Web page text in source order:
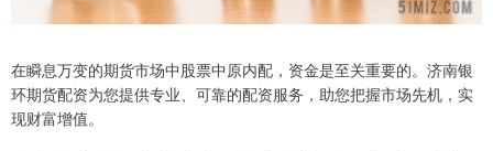
在瞬息万变的期货市场中股票中原内配，资金是至关重要的。济南银
环期货配资为您提供专业、可靠的配资服务，助您把握市场先机，实
现财富增值。